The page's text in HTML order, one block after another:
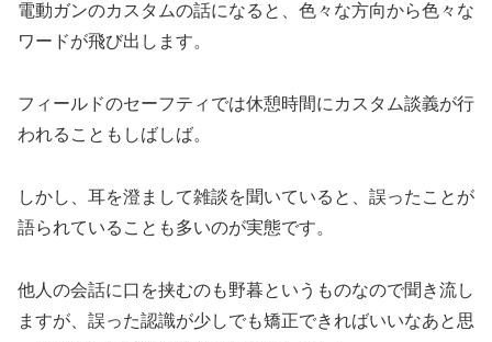
電動ガンのカスタムの話になると、色々な方向から色々な
ワードが飛び出します。
フィールドのセーフティでは休憩時間にカスタム談義が行
われることもしばしば。
しかし、耳を澄まして雑談を聞いていると、誤ったことが
語られていることも多いのが実態です。
他人の会話に口を挟むのも野暮というものなので聞き流し
ますが、誤った認識が少しでも矯正できればいいなあと思